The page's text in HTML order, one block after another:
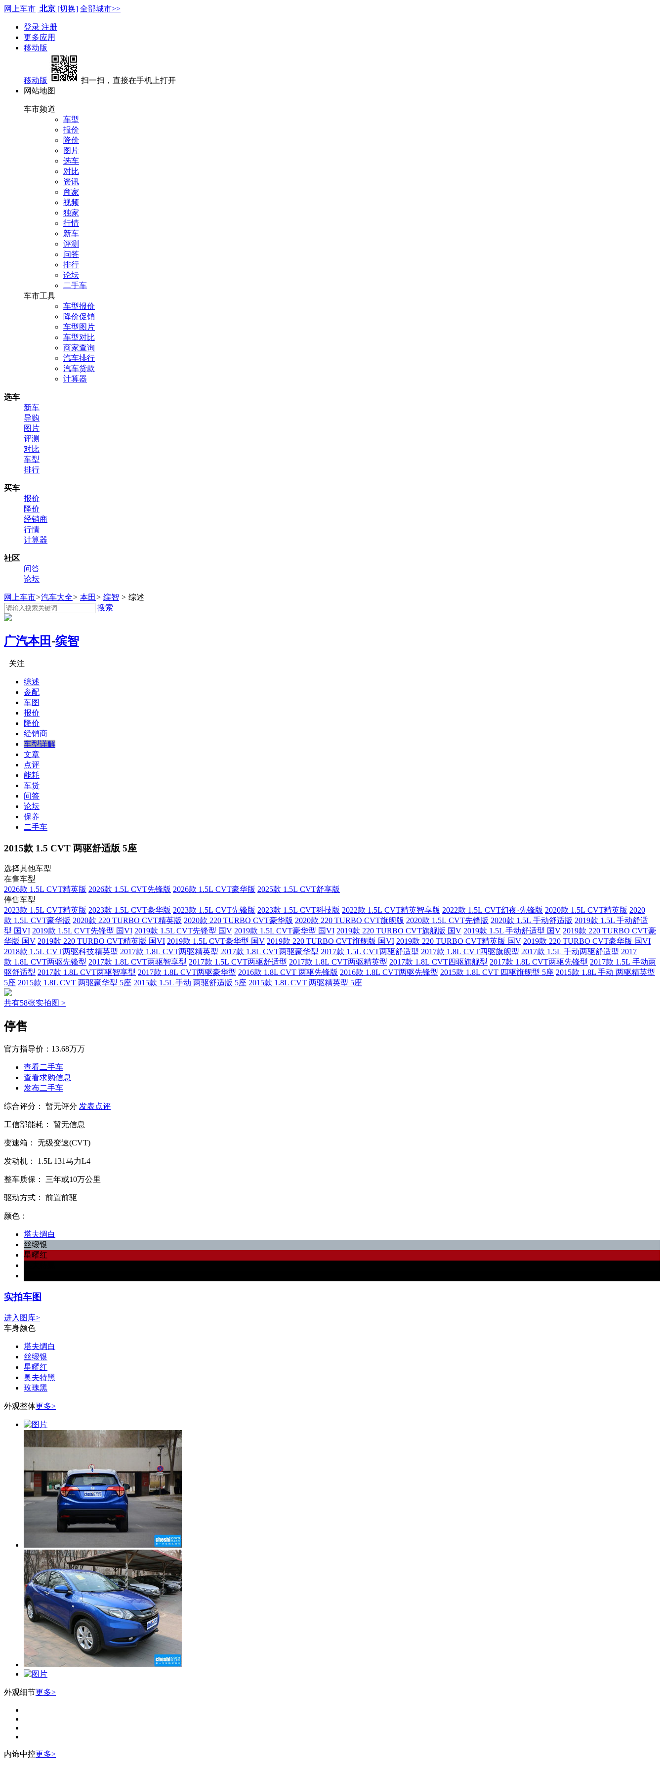
网上车市 北京 [切换] 全部城市>>
登录 注册
更多应用
移动版
移动版
扫一扫，直接在手机上打开
网站地图
车市频道
车型
报价
降价
图片
选车
对比
资讯
商家
视频
独家
行情
新车
评测
问答
排行
论坛
二手车
车市工具
车型报价
降价促销
车型图片
车型对比
商家查询
汽车排行
汽车贷款
计算器
选车
新车
导购
图片
评测
对比
车型
排行
买车
报价
降价
经销商
行情
计算器
社区
问答
论坛
网上车市>汽车大全> 本田 > 缤智 > 综述
搜索
广汽本田-缤智
关注
综述
参配
车图
报价
降价
经销商
车型详解
文章
点评
能耗
车贷
问答
论坛
保养
二手车
2015款 1.5 CVT 两驱舒适版 5座
选择其他车型
在售车型
2026款 1.5L CVT精英版 2026款 1.5L CVT先锋版 2026款 1.5L CVT豪华版 2025款 1.5L CVT舒享版
停售车型
2023款 1.5L CVT精英版 2023款 1.5L CVT豪华版 2023款 1.5L CVT先锋版 2023款 1.5L CVT科技版 2022款 1.5L CVT精英智享版 2022款 1.5L CVT幻夜·先锋版 2020款 1.5L CVT精英版 2020
款 1.5L CVT豪华版 2020款 220 TURBO CVT精英版 2020款 220 TURBO CVT豪华版 2020款 220 TURBO CVT旗舰版 2020款 1.5L CVT先锋版 2020款 1.5L 手动舒适版 2019款 1.5L 手动舒适
型 国VI 2019款 1.5L CVT先锋型 国VI 2019款 1.5L CVT先锋型 国V 2019款 1.5L CVT豪华型 国VI 2019款 220 TURBO CVT旗舰版 国V 2019款 1.5L 手动舒适型 国V 2019款 220 TURBO CVT豪
华版 国V 2019款 220 TURBO CVT精英版 国VI 2019款 1.5L CVT豪华型 国V 2019款 220 TURBO CVT旗舰版 国VI 2019款 220 TURBO CVT精英版 国V 2019款 220 TURBO CVT豪华版 国VI
2018款 1.5L CVT两驱科技精英型 2017款 1.8L CVT两驱精英型 2017款 1.8L CVT两驱豪华型 2017款 1.5L CVT两驱舒适型 2017款 1.8L CVT四驱旗舰型 2017款 1.5L 手动两驱舒适型 2017
款 1.8L CVT两驱先锋型 2017款 1.8L CVT两驱智享型 2017款 1.5L CVT两驱舒适型 2017款 1.8L CVT两驱精英型 2017款 1.8L CVT四驱旗舰型 2017款 1.8L CVT两驱先锋型 2017款 1.5L 手动两
驱舒适型 2017款 1.8L CVT两驱智享型 2017款 1.8L CVT两驱豪华型 2016款 1.8L CVT 两驱先锋版 2016款 1.8L CVT两驱先锋型 2015款 1.8L CVT 四驱旗舰型 5座 2015款 1.8L 手动 两驱精英型
5座 2015款 1.8L CVT 两驱豪华型 5座 2015款 1.5L 手动 两驱舒适版 5座 2015款 1.8L CVT 两驱精英型 5座
共有58张实拍图 >
停售
官方指导价： 13.68万万
查看二手车
查看求购信息
发布二手车
综合评分： 暂无评分 发表点评
工信部能耗： 暂无信息
变速箱： 无级变速(CVT)
发动机： 1.5L 131马力L4
整车质保： 三年或10万公里
驱动方式： 前置前驱
颜色：
塔夫绸白
丝缎银
星曜红
实拍车图
进入图库>
车身颜色
塔夫绸白
丝缎银
星曜红
奥夫特黑
玫瑰黑
外观整体更多>
外观细节更多>
内饰中控更多>